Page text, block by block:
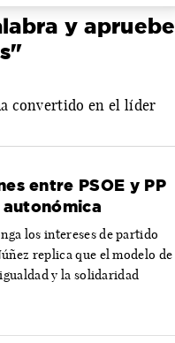
y apruebe
convertido en el líder
entre PSOE y PP
los intereses de partido
replica que el modelo de
y la solidaridad